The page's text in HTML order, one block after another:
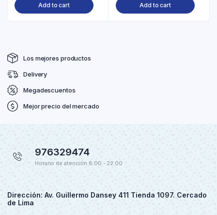
Add to cart Add to cart
Los mejores productos
Delivery
Megadescuentos
Mejor precio del mercado
976329474
Horario de atención 8:00 - 22:00
Dirección: Av. Guillermo Dansey 411 Tienda 1097. Cercado
de Lima